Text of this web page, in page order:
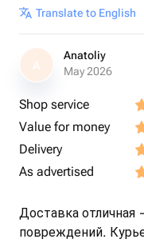
Translate to English
A
Anatoliy
May 2026
Shop service
Value for money
Delivery
As advertised
Доставка отличная
повреждений.